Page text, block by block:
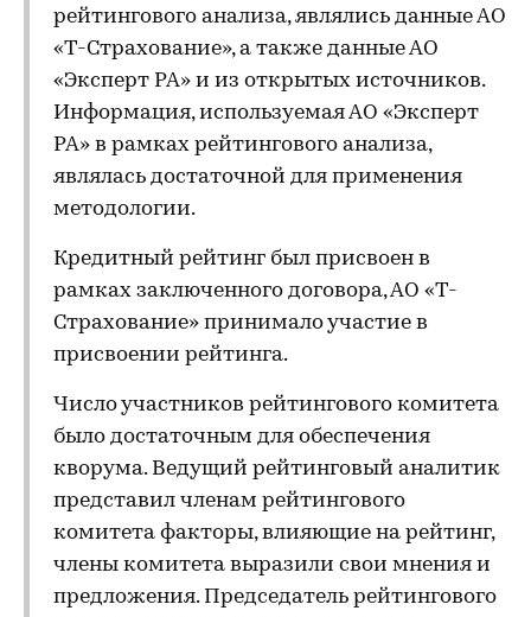
рейтингового анализа, являлись данные АО
«Т-Страхование», а также данные АО
«Эксперт РА» и из открытых источников.
Информация, используемая АО «Эксперт
РА» в рамках рейтингового анализа,
являлась достаточной для применения
методологии.
Кредитный рейтинг был присвоен в
рамках заключенного договора, АО «Т-
Страхование» принимало участие в
присвоении рейтинга.
Число участников рейтингового комитета
было достаточным для обеспечения
кворума. Ведущий рейтинговый аналитик
представил членам рейтингового
комитета факторы, влияющие на рейтинг,
члены комитета выразили свои мнения и
предложения. Председатель рейтингового